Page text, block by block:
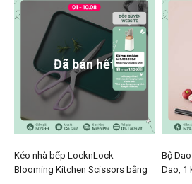
Đã bán hết
Thêm Kéo nhà bếp
Thêmn Kéo nhà
Kéo nhà bếp LocknLock
Blooming Kitchen Scissors bằng
Bộ
Dao, 1